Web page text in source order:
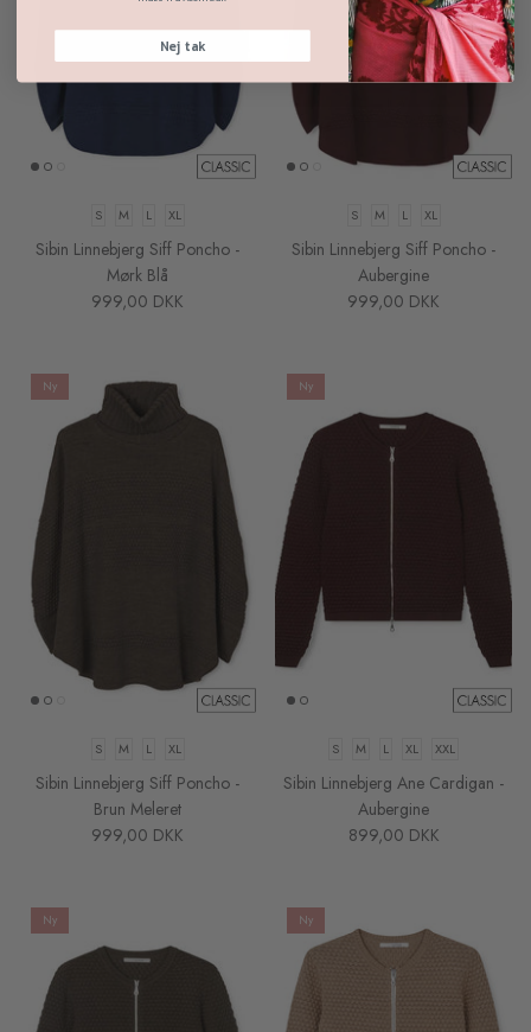
S M L XL
Sibin Linnebjerg Siff Poncho -
Mørk Blå
999,00 DKK
S M L XL
Sibin Linnebjerg Siff Poncho -
Aubergine
999,00 DKK
Ny
S M L XL
Sibin Linnebjerg Siff Poncho -
Brun Meleret
999,00 DKK
Ny
S M L XL XXL
Sibin Linnebjerg Ane Cardigan -
Aubergine
899,00 DKK
Ny Ny
Nej tak